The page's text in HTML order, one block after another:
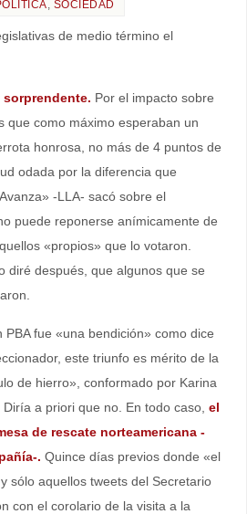
, SOCIEDAD
de medio término el
Por el impacto sobre
que como máximo esperaban un
honrosa, no más de 4 puntos de
odada por la diferencia que
-LLA- sacó sobre el
puede reponerse anímicamente de
«propios» que lo votaron.
diré después, que algunos que se
PBA fue «una bendición» como dice
este triunfo es mérito de la
de hierro», conformado por Karina
a priori que no. En todo caso, el
de rescate norteamericana -
. Quince días previos donde «el
sólo aquellos tweets del Secretario
con el corolario de la visita a la